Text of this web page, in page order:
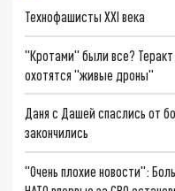
Технофашисты XXI века
"Кротами" были все?
охотятся "живые дроны"
Даня с Дашей спаслись от
закончились
"Очень плохие новости":